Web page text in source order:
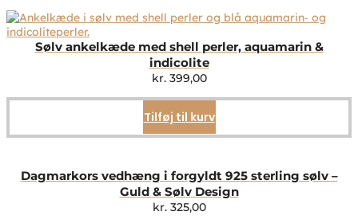
Sølv ankelkæde med shell perler, aquamarin &
indicolite
kr.399,00
Tilføj til kurv
Dagmarkors vedhæng i forgyldt 925 sterling sølv –
Guld & Sølv Design
kr.325,00